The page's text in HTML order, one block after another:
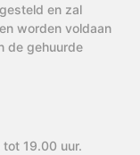
en zal
worden voldaan
de gehuurde
19.00 uur.